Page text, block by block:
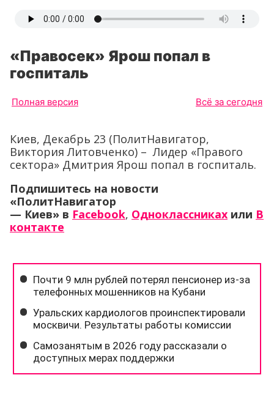
«Правосек» Ярош попал в
госпиталь
Полная версия Всё за сегодня
Киев, Декабрь 23 (ПолитНавигатор,
Виктория Литовченко) – Лидер «Правого
сектора» Дмитрия Ярош попал в госпиталь.
Подпишитесь на новости
«ПолитНавигатор
— Киев» в Facebook, Одноклассниках или В
контакте